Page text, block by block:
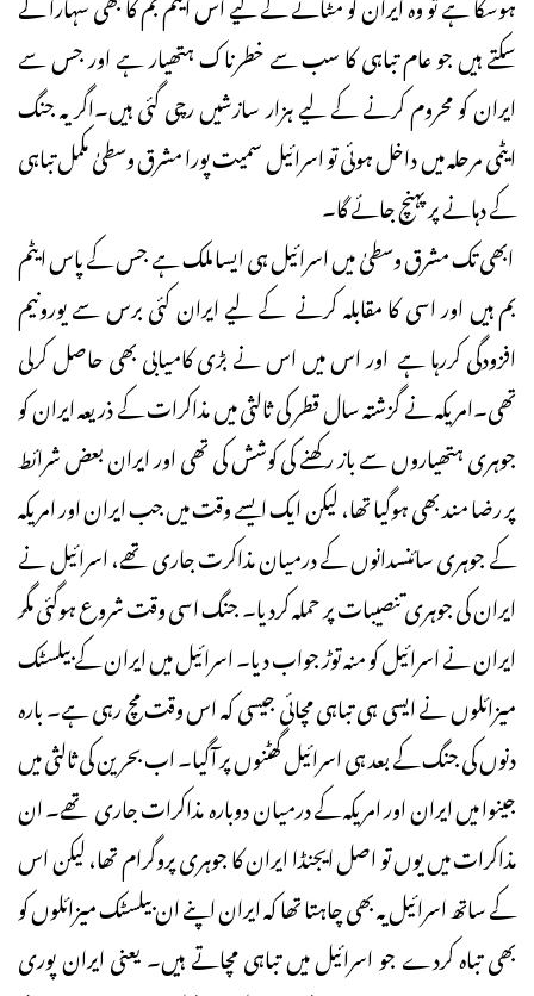
سکتے ہیں جو عام تباہی کا سب سے خطرناک ہتھیار ہے اور جس سے
ایران کو محروم کرنے کے لیے ہزار سازشیں رچی گئی ہیں۔اگر یہ جنگ
ایٹمی مرحلہ میں داخل ہوئی تو اسرائیل سمیت پورا مشرق وسطیٰ مکمل تباہی
کے دہانے پر پہنچ جائے گا۔
ابھی تک مشرق وسطیٰ میں اسرائیل ہی ایسا ملک ہے جس کے پاس ایٹم
بم ہیں اور اسی کا مقابلہ کرنے کے لیے ایران کئی برس سے یورونیم
افزودگی کررہا ہے اور اس میں اس نے بڑی کامیابی بھی حاصل کرلی
تھی۔امریکہ نے گزشتہ سال قطر کی ثالثی میں مذاکرات کے ذریعہ ایران کو
جوہری ہتھیاروں سے باز رکھنے کی کوشش کی تھی اور ایران بعض شرائط
پر رضا مند بھی ہوگیا تھا، لیکن ایک ایسے وقت میں جب ایران اور امریکہ
کے جوہری سائنسدانوں کے درمیان مذاکرت جاری تھے، اسرائیل نے
ایران کی جوہری تنصیبات پر حملہ کردیا۔ جنگ اسی وقت شروع ہوگئی مگر
ایران نے اسرائیل کو منہ توڑ جواب دیا۔ اسرائیل میں ایران کے بیلسٹک
میزائلوں نے ایسی ہی تباہی مچائی جیسی کہ اس وقت مچ رہی ہے۔ بارہ
دنوں کی جنگ کے بعد ہی اسرائیل گھٹنوں پر آگیا۔ اب بحرین کی ثالثی میں
جینوا میں ایران اور امریکہ کے درمیان دوبارہ مذاکرات جاری تھے۔ ان
مذاکرات میں یوں تو اصل ایجنڈا ایران کا جوہری پروگرام تھا، لیکن اس
کے ساتھ اسرائیل یہ بھی چاہتا تھا کہ ایران اپنے ان بیلسٹک میزائلوں کو
بھی تباہ کردے جو اسرائیل میں تباہی مچاتے ہیں۔ یعنی ایران پوری